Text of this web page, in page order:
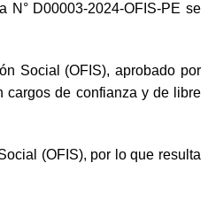
N° D00003-2024-OFIS-PE se
Social (OFIS), aprobado por
cargos de confianza y de libre
(OFIS), por lo que resulta